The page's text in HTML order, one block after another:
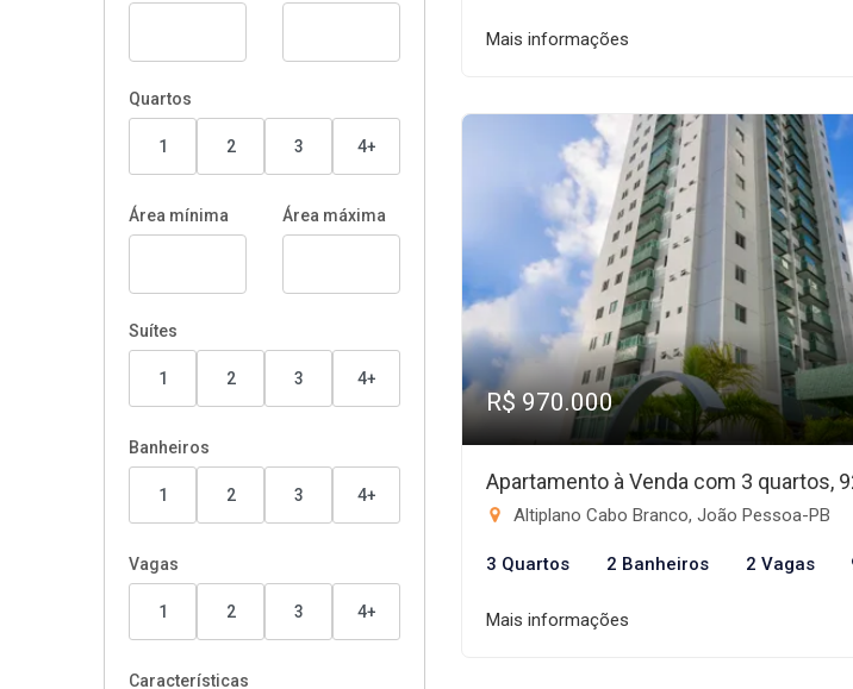
Quartos
1 2 3 4+
Área mínima Área máxima
Suítes
1 2 3 4+
Banheiros
1 2 3 4+
Vagas
1 2 3 4+
Características
Mais informações
R$ 970.000
Apartamento à Venda com 3 quartos,
Altiplano Cabo Branco, João Pessoa-PB
3 Quartos 2 Banheiros 2 Vagas
Mais informações